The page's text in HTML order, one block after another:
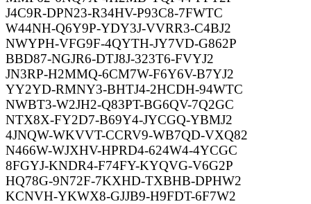
J4C9R-DPN23-R34HV-P93C8-7FWTC
W44NH-Q6Y9P-YDY3J-VVRR3-C4BJ2
NWYPH-VFG9F-4QYTH-JY7VD-G862P
BBD87-NGJR6-DTJ8J-323T6-FVYJ2
JN3RP-H2MMQ-6CM7W-F6Y6V-B7YJ2
YY2YD-RMNY3-BHTJ4-2HCDH-94WTC
NWBT3-W2JH2-Q83PT-BG6QV-7Q2GC
NTX8X-FY2D7-B69Y4-JYCGQ-YBMJ2
4JNQW-WKVVT-CCRV9-WB7QD-VXQ82
N466W-WJXHV-HPRD4-624W4-4YCGC
8FGYJ-KNDR4-F74FY-KYQVG-V6G2P
HQ78G-9N72F-7KXHD-TXBHB-DPHW2
KCNVH-YKWX8-GJJB9-H9FDT-6F7W2